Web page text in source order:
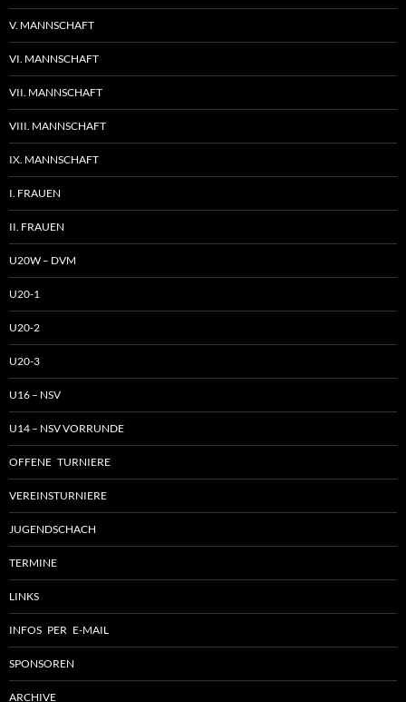
V. MANNSCHAFT
VI. MANNSCHAFT
VII. MANNSCHAFT
VIII. MANNSCHAFT
IX. MANNSCHAFT
I. FRAUEN
II. FRAUEN
U20W – DVM
U20-1
U20-2
U20-3
U16 – NSV
U14 – NSV VORRUNDE
OFFENE TURNIERE
VEREINSTURNIERE
JUGENDSCHACH
TERMINE
LINKS
INFOS PER E-MAIL
SPONSOREN
ARCHIVE